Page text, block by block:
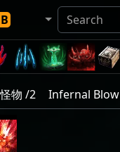
物 /2 Infernal Blow